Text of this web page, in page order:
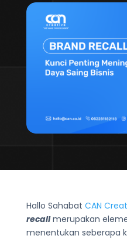
Hallo Sahabat CAN
recall merupakan
menentukan seberapa